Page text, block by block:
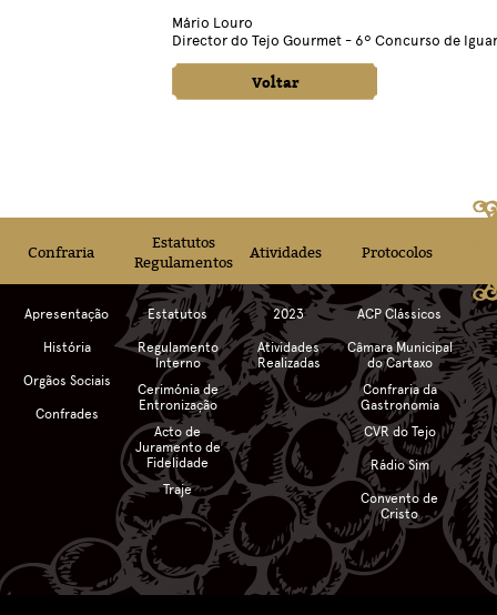
Mário Louro
Director do Tejo Gourmet - 6º Concurso de
Voltar
Confraria
Estatutos
Regulamentos
Atividades Protocolos
Apresentação
História
Orgãos Sociais
Confrades
Estatutos
Regulamento
Interno
Cerimónia de
Entronização
Acto de
Juramento de
Fidelidade
Traje
2023
Atividades
Realizadas
ACP Clássicos
Câmara Municipal
do Cartaxo
Confraria da
Gastronomia
CVR do Tejo
Rádio Sim
Convento de
Cristo